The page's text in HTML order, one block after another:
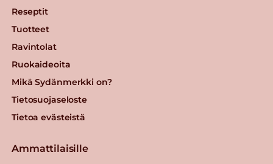
Reseptit
Tuotteet
Ravintolat
Ruokaideoita
Mikä Sydänmerkki on?
Tietosuojaseloste
Tietoa evästeistä
Ammattilaisille